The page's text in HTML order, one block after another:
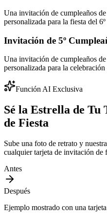
Una invitación de cumpleaños
personalizada para la fiesta del
Invitación de 5º
Una invitación de cumpleaños
personalizada para la
Función AI Exclusiva
Sé la Estrella de
de Fiesta
Sube una foto de retrato y
cualquier tarjeta de invitación de
Antes
Después
Ejemplo mostrado con una